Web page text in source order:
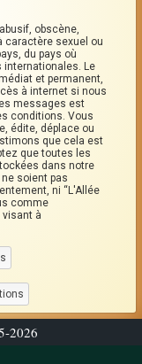
obscène,
caractère sexuel ou
du pays où
internationales. Le
et permanent,
à internet si nous
messages est
conditions. Vous
édite, déplace ou
que cela est
que toutes les
dans notre
soient pas
ni “L'Allée
comme
à
2026